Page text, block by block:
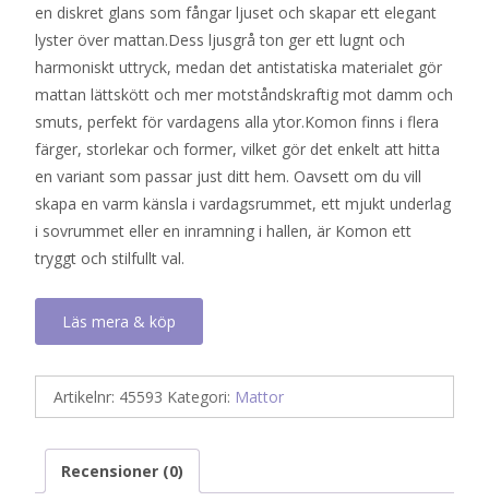
en diskret glans som fångar ljuset och skapar ett elegant
lyster över mattan.Dess ljusgrå ton ger ett lugnt och
harmoniskt uttryck, medan det antistatiska materialet gör
mattan lättskött och mer motståndskraftig mot damm och
smuts, perfekt för vardagens alla ytor.Komon finns i flera
färger, storlekar och former, vilket gör det enkelt att hitta
en variant som passar just ditt hem. Oavsett om du vill
skapa en varm känsla i vardagsrummet, ett mjukt underlag
i sovrummet eller en inramning i hallen, är Komon ett
tryggt och stilfullt val.
Läs mera & köp
Artikelnr: 45593 Kategori: Mattor
Recensioner (0)